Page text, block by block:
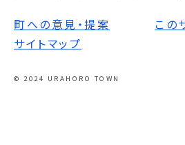
町への意見・提案
この
サイトマップ
© 2024 URAHORO TOWN